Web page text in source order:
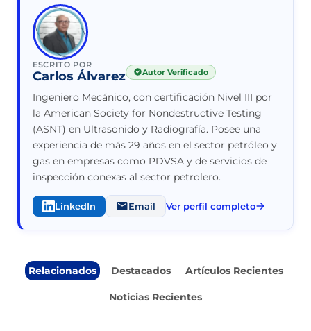
ESCRITO POR
Carlos Álvarez Autor Verificado
Ingeniero Mecánico, con certificación Nivel III por
la American Society for Nondestructive Testing
(ASNT) en Ultrasonido y Radiografía. Posee una
experiencia de más 29 años en el sector petróleo y
gas en empresas como PDVSA y de servicios de
inspección conexas al sector petrolero.
LinkedIn Email Ver perfil completo
Relacionados Destacados Artículos Recientes
Noticias Recientes